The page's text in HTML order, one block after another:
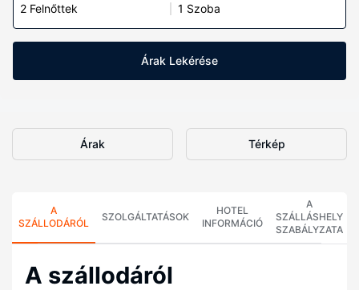
2 Felnőttek 1 Szoba
Árak Lekérése
Árak Térkép
A
SZÁLLODÁRÓL
SZOLGÁLTATÁSOK
HOTEL
INFORMÁCIÓ
A
SZÁLLÁSHELY
SZABÁLYZATA
A szállodáról